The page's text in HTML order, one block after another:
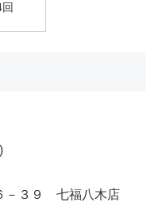
－３９ 七福八木店